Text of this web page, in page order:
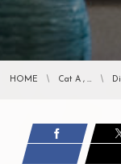
HOME Cat A , …